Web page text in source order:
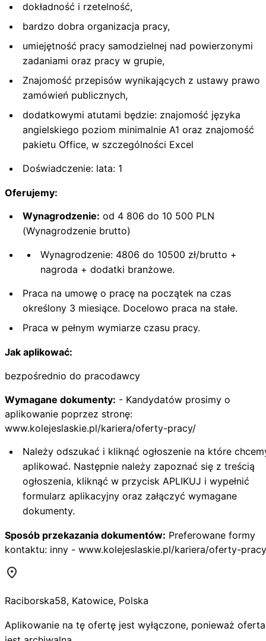
dokładność i rzetelność,
bardzo dobra organizacja pracy,
umiejętność pracy samodzielnej nad powierzonymi
zadaniami oraz pracy w grupie,
Znajomość przepisów wynikających z ustawy prawo
zamówień publicznych,
dodatkowymi atutami będzie: znajomość języka
angielskiego poziom minimalnie A1 oraz znajomość
pakietu Office, w szczególności Excel
Doświadczenie: lata: 1
Oferujemy:
Wynagrodzenie: od 4 806 do 10 500 PLN
(Wynagrodzenie brutto)
Wynagrodzenie: 4806 do 10500 zł/brutto +
nagroda + dodatki branżowe.
Praca na umowę o pracę na początek na czas
określony 3 miesiące. Docelowo praca na stałe.
Praca w pełnym wymiarze czasu pracy.
Jak aplikować:
bezpośrednio do pracodawcy
Wymagane dokumenty: - Kandydatów prosimy o
aplikowanie poprzez stronę:
www.kolejeslaskie.pl/kariera/oferty-pracy/
Należy odszukać i kliknąć ogłoszenie na które
aplikować. Następnie należy zapoznać się z treścią
ogłoszenia, kliknąć w przycisk APLIKUJ i wypełnić
formularz aplikacyjny oraz załączyć wymagane
dokumenty.
Sposób przekazania dokumentów: Preferowane formy
kontaktu: inny - www.kolejeslaskie.pl/kariera/oferty-
Raciborska58, Katowice, Polska
Aplikowanie na tę ofertę jest wyłączone, ponieważ oferta